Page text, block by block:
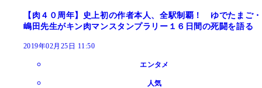
【肉４０周年】史上初の作者本人、全駅制覇！ ゆでたまご・
嶋田先生がキン肉マンスタンプラリー１６日間の死闘を語る
2019年02月25日 11:50
エンタメ
人気